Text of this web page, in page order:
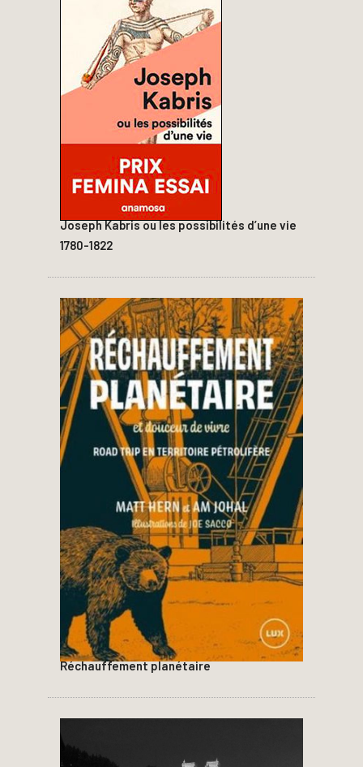
Joseph Kabris ou les possibilités d’une vie
1780-1822
Réchauffement planétaire